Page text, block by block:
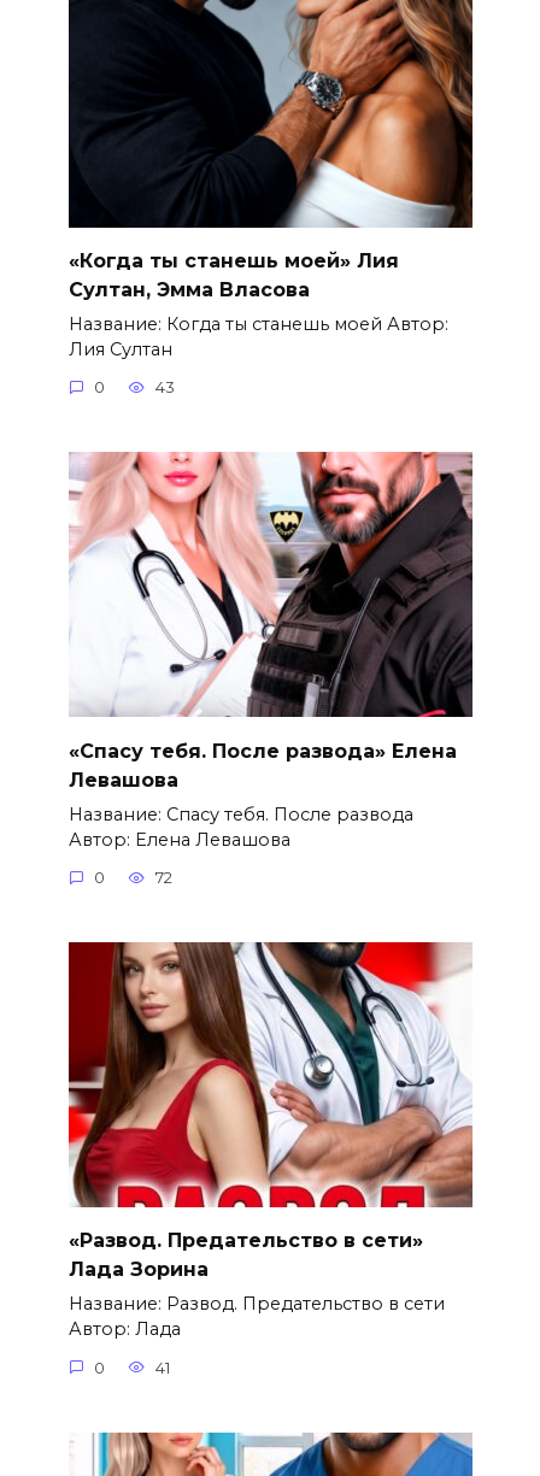
«Когда ты станешь моей» Лия
Султан, Эмма Власова
Название: Когда ты станешь моей Автор:
Лия Султан
0 43
«Спасу тебя. После развода» Елена
Левашова
Название: Спасу тебя. После развода
Автор: Елена Левашова
0 72
«Развод. Предательство в сети»
Лада Зорина
Название: Развод. Предательство в сети
Автор: Лада
0 41